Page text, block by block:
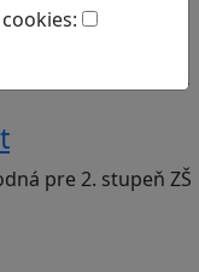
vzdelávanie
pre 2. stupeň ZŠ